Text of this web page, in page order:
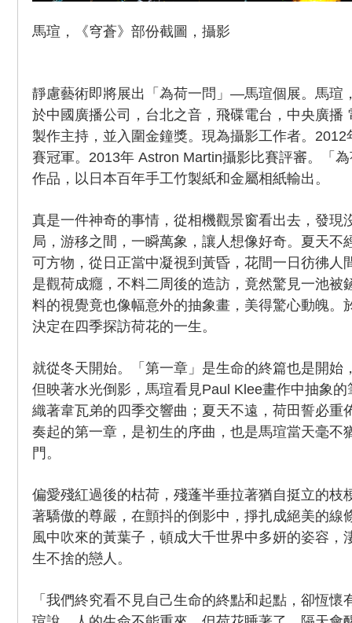
馬瑄，《穹蒼》部份截圖，攝影
靜慮藝術即將展出「為荷一問」—馬瑄個展。馬瑄
於中國廣播公司，台北之音，飛碟電台，中央廣播
製作主持，並入圍金鐘獎。現為攝影工作者。
賽冠軍。2013年 Astron Martin攝影比賽評審。「
作品，以日本百年手工竹製紙和金屬相紙輸出。
真是一件神奇的事情，從相機觀景窗看出去，發現
局，游移之間，一瞬萬象，讓人想像好奇。夏天不
可方物，從日正當中凝視到黃昏，花間一日彷彿人
是觀荷成癮，不料二周後的造訪，竟然驚見一池被
料的視覺竟也像幅意外的抽象畫，美得驚心動魄。
決定在四季探訪荷花的一生。
就從冬天開始。「第一章」是生命的終篇也是開始
但映著水光倒影，馬瑄看見Paul Klee畫作中抽象
織著韋瓦弟的四季交響曲；夏天不遠，荷田誓必重
奏起的第一章，是初生的序曲，也是馬瑄當天毫不
門。
偏愛殘紅過後的枯荷，殘蓬半垂拉著猶自挺立的枝
著驕傲的尊嚴，在顫抖的倒影中，掙扎成絕美的線
風中吹來的黃葉子，頓成大千世界中多妍的姿容，
生不捨的戀人。
「我們終究看不見自己生命的終點和起點，卻恆